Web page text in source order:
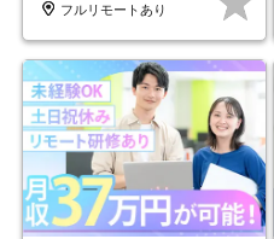
フルリモートあり